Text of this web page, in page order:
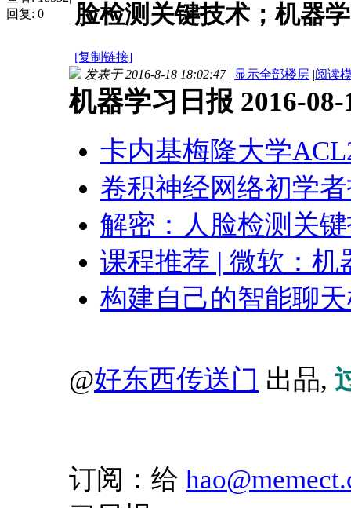
回复: 0
脸检测关键技术；机器
[复制链接]
发表于 2016-8-18 18:02:47 | 显示全部楼层 |阅读
机器学习日报 2016-08-
卡内基梅隆大学
卷积神经网络初学
解密：人脸检测关
课程推荐 | 微软：机
构建自己的智能聊
@好东西传送门 出品,
订阅：给